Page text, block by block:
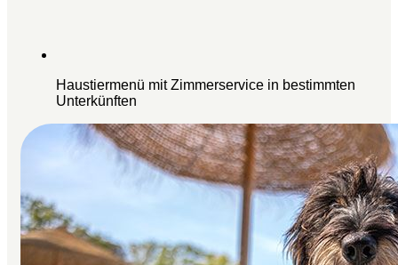
Haustiermenü mit Zimmerservice in bestimmten
Unterkünften